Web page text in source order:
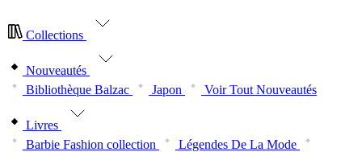
Collections
Nouveautés
Bibliothèque Balzac
Japon Voir Tout Nouveautés
Livres
Barbie Fashion collection
Légendes De La Mode